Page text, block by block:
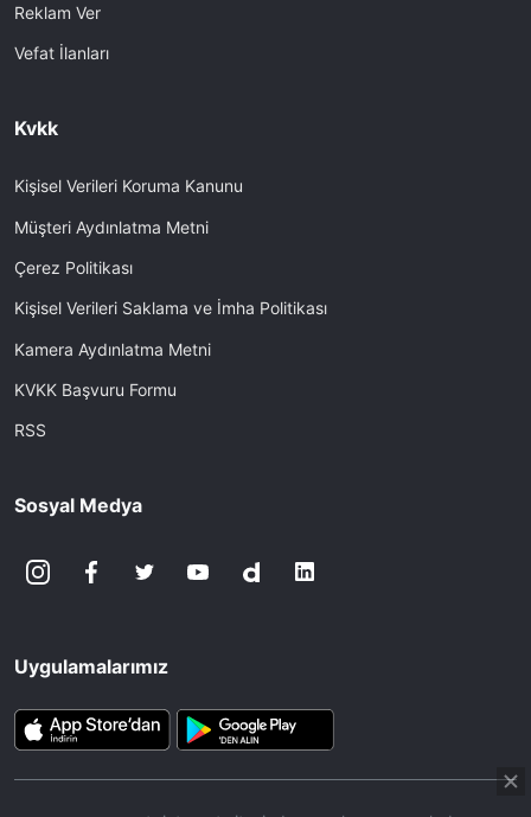
Reklam Ver
Vefat İlanları
Kvkk
Kişisel Verileri Koruma Kanunu
Müşteri Aydınlatma Metni
Çerez Politikası
Kişisel Verileri Saklama ve İmha Politikası
Kamera Aydınlatma Metni
KVKK Başvuru Formu
RSS
Sosyal Medya
Uygulamalarımız